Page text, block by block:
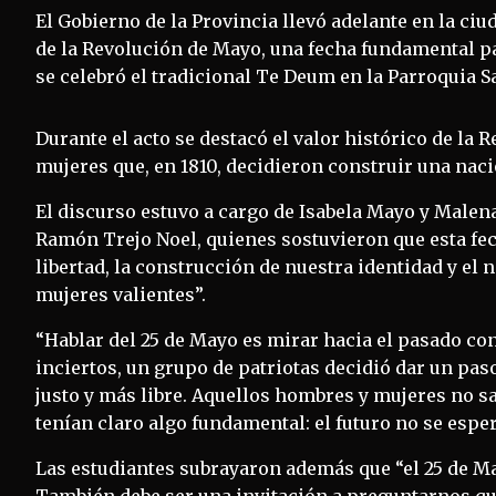
El Gobierno de la Provincia llevó adelante en la
de la Revolución de Mayo, una fecha
se celebró el tradicional Te Deum en la Parroquia
Durante el acto se destacó el valor histórico de la
mujeres que, en 1810, decidieron construir una
El discurso estuvo a cargo de Isabela Mayo y
Ramón Trejo Noel, quienes sostuvieron que esta
libertad, la construcción de nuestra identidad y el
mujeres valientes”.
“Hablar del 25 de Mayo es mirar hacia el pasado
inciertos, un grupo de patriotas decidió dar un
justo y más libre. Aquellos hombres y mujeres no
tenían claro algo fundamental: el futuro no se
Las estudiantes subrayaron además que “el 25 de